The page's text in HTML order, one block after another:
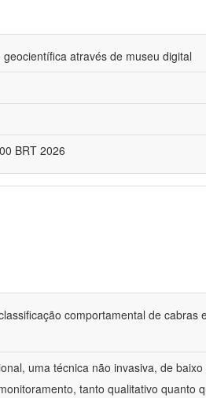
através de museu digital
BRT 2026
comportamental de cabras
uma técnica não invasiva, de
tanto qualitativo quanto